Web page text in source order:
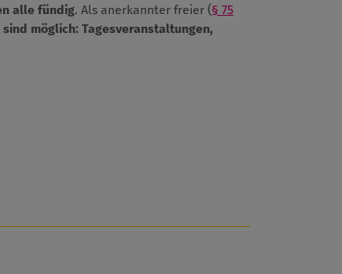
alle fündig. Als anerkannter freier (§ 75
möglich: Tagesveranstaltungen,